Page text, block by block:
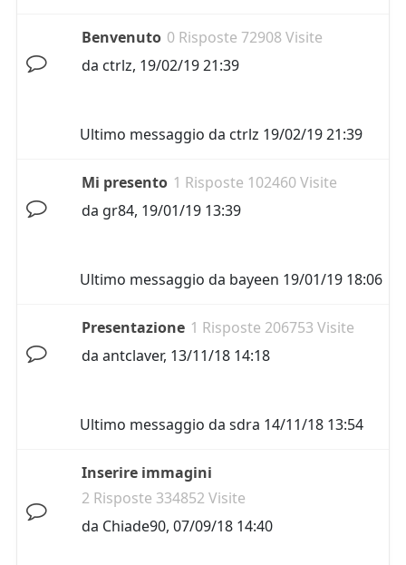
Benvenuto 0 Risposte 72908 Visite
da ctrlz, 19/02/19 21:39
Ultimo messaggio da ctrlz 19/02/19 21:39
Mi presento 1 Risposte 102460 Visite
da gr84, 19/01/19 13:39
Ultimo messaggio da bayeen 19/01/19 18:06
Presentazione 1 Risposte 206753 Visite
da antclaver, 13/11/18 14:18
Ultimo messaggio da sdra 14/11/18 13:54
Inserire immagini
2 Risposte 334852 Visite
da Chiade90, 07/09/18 14:40